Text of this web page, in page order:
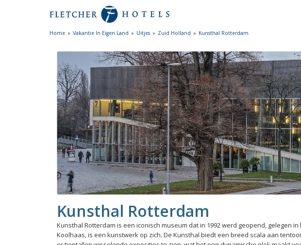
Home Vakantie In Eigen Land Uitjes Zuid Holland Kunsthal Rotterdam
Kunsthal Rotterdam
Kunsthal Rotterdam is een iconisch museum dat in 1992 werd geopend, gelegen
Koolhaas, is een kunstwerk op zich. De Kunsthal biedt een breed scala aan